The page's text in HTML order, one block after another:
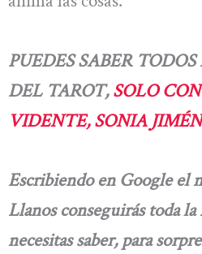
PUEDES SABER
DEL TAROT,SOLO
VIDENTE, SONIA
Escribiendo en Google el
Llanos conseguirás toda
necesitas saber, para